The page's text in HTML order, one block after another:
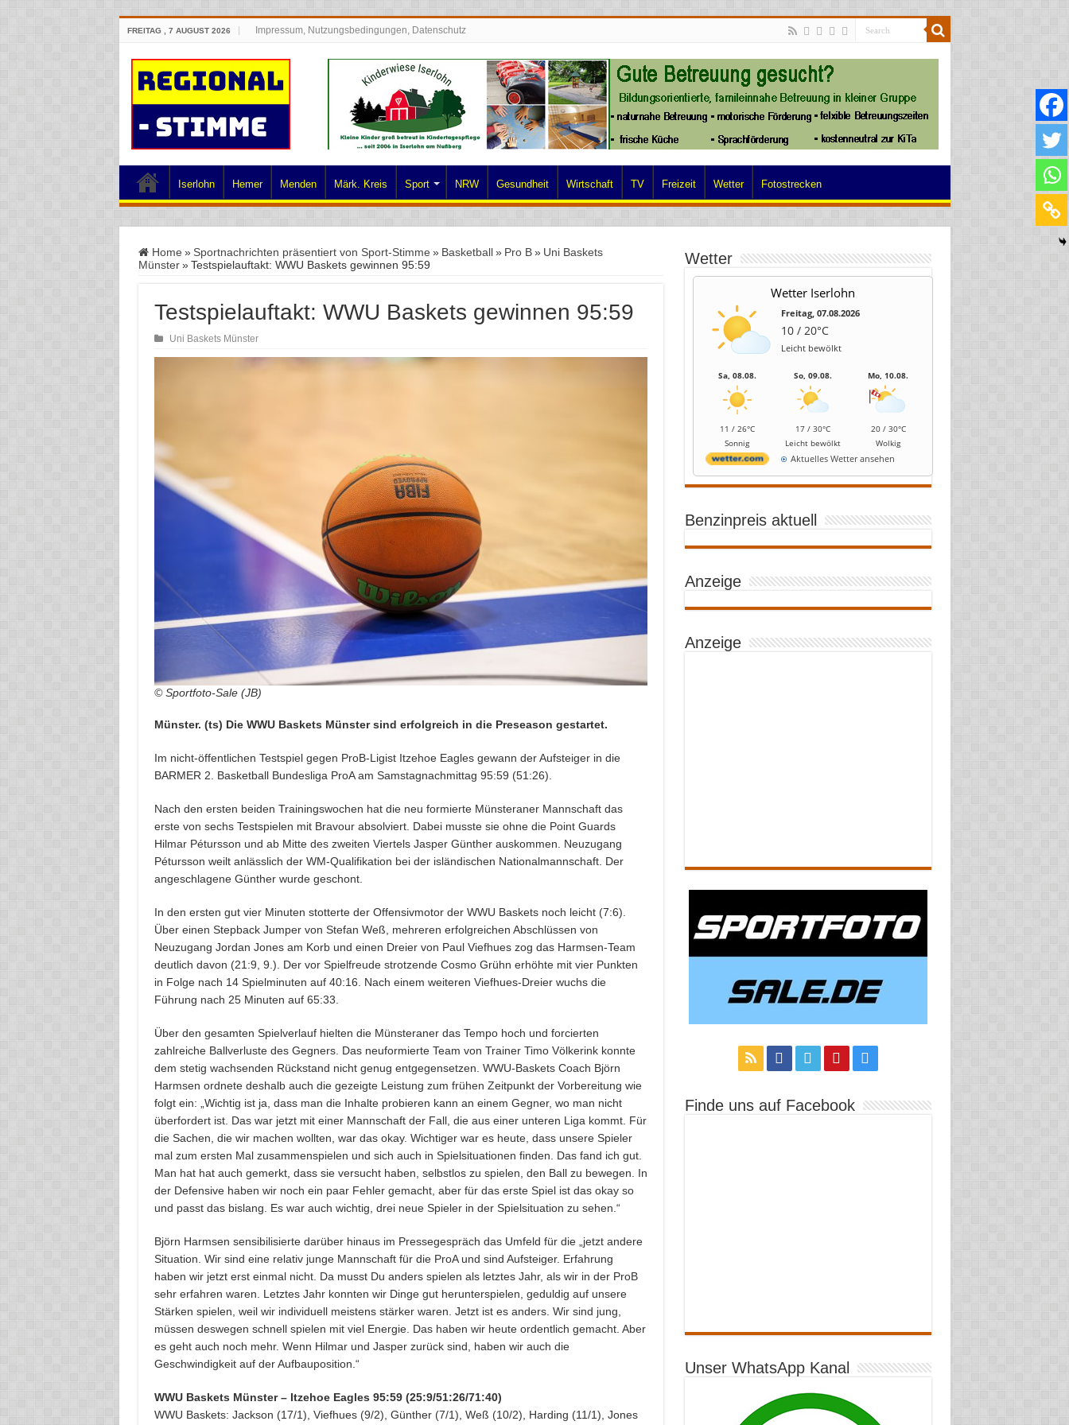
FREITAG , 7 AUGUST 2026 Impressum, Nutzungsbedingungen, Datenschutz
Iserlohn Hemer Menden Märk. Kreis Sport NRW Gesundheit Wirtschaft TV Freizeit Wetter Fotostrecken
Home » Sportnachrichten präsentiert von Sport-Stimme » Basketball » Pro B » Uni Baskets
Münster » Testspielauftakt: WWU Baskets gewinnen 95:59
Testspielauftakt: WWU Baskets gewinnen 95:59
Uni Baskets Münster
© Sportfoto-Sale (JB)
Münster. (ts) Die WWU Baskets Münster sind erfolgreich in die Preseason gestartet.
Im nicht-öffentlichen Testspiel gegen ProB-Ligist Itzehoe Eagles gewann der Aufsteiger in die
BARMER 2. Basketball Bundesliga ProA am Samstagnachmittag 95:59 (51:26).
Nach den ersten beiden Trainingswochen hat die neu formierte Münsteraner Mannschaft das
erste von sechs Testspielen mit Bravour absolviert. Dabei musste sie ohne die Point Guards
Hilmar Pétursson und ab Mitte des zweiten Viertels Jasper Günther auskommen. Neuzugang
Pétursson weilt anlässlich der WM-Qualifikation bei der isländischen Nationalmannschaft. Der
angeschlagene Günther wurde geschont.
In den ersten gut vier Minuten stotterte der Offensivmotor der WWU Baskets noch leicht (7:6).
Über einen Stepback Jumper von Stefan Weß, mehreren erfolgreichen Abschlüssen von
Neuzugang Jordan Jones am Korb und einen Dreier von Paul Viefhues zog das Harmsen-Team
deutlich davon (21:9, 9.). Der vor Spielfreude strotzende Cosmo Grühn erhöhte mit vier Punkten
in Folge nach 14 Spielminuten auf 40:16. Nach einem weiteren Viefhues-Dreier wuchs die
Führung nach 25 Minuten auf 65:33.
Über den gesamten Spielverlauf hielten die Münsteraner das Tempo hoch und forcierten
zahlreiche Ballverluste des Gegners. Das neuformierte Team von Trainer Timo Völkerink konnte
dem stetig wachsenden Rückstand nicht genug entgegensetzen. WWU-Baskets Coach Björn
Harmsen ordnete deshalb auch die gezeigte Leistung zum frühen Zeitpunkt der Vorbereitung wie
folgt ein: „Wichtig ist ja, dass man die Inhalte probieren kann an einem Gegner, wo man nicht
überfordert ist. Das war jetzt mit einer Mannschaft der Fall, die aus einer unteren Liga kommt. Für
die Sachen, die wir machen wollten, war das okay. Wichtiger war es heute, dass unsere Spieler
mal zum ersten Mal zusammenspielen und sich auch in Spielsituationen finden. Das fand ich gut.
Man hat hat auch gemerkt, dass sie versucht haben, selbstlos zu spielen, den Ball zu bewegen. In
der Defensive haben wir noch ein paar Fehler gemacht, aber für das erste Spiel ist das okay so
und passt das bislang. Es war auch wichtig, drei neue Spieler in der Spielsituation zu sehen.“
Björn Harmsen sensibilisierte darüber hinaus im Pressegespräch das Umfeld für die „jetzt andere
Situation. Wir sind eine relativ junge Mannschaft für die ProA und sind Aufsteiger. Erfahrung
haben wir jetzt erst einmal nicht. Da musst Du anders spielen als letztes Jahr, als wir in der ProB
sehr erfahren waren. Letztes Jahr konnten wir Dinge gut herunterspielen, geduldig auf unsere
Stärken spielen, weil wir individuell meistens stärker waren. Jetzt ist es anders. Wir sind jung,
müssen deswegen schnell spielen mit viel Energie. Das haben wir heute ordentlich gemacht. Aber
es geht auch noch mehr. Wenn Hilmar und Jasper zurück sind, haben wir auch die
Geschwindigkeit auf der Aufbauposition.“
WWU Baskets Münster – Itzehoe Eagles 95:59 (25:9/51:26/71:40)
WWU Baskets: Jackson (17/1), Viefhues (9/2), Günther (7/1), Weß (10/2), Harding (11/1), Jones
Wetter
Wetter Iserlohn
Freitag, 07.08.2026
10 / 20°C
Leicht bewölkt
Sa, 08.08.
11 / 26°C
Sonnig
So, 09.08.
17 / 30°C
Leicht bewölkt
Mo, 10.08.
20 / 30°C
Wolkig
Aktuelles Wetter ansehen
Benzinpreis aktuell
Anzeige
Anzeige
Finde uns auf Facebook
Unser WhatsApp Kanal